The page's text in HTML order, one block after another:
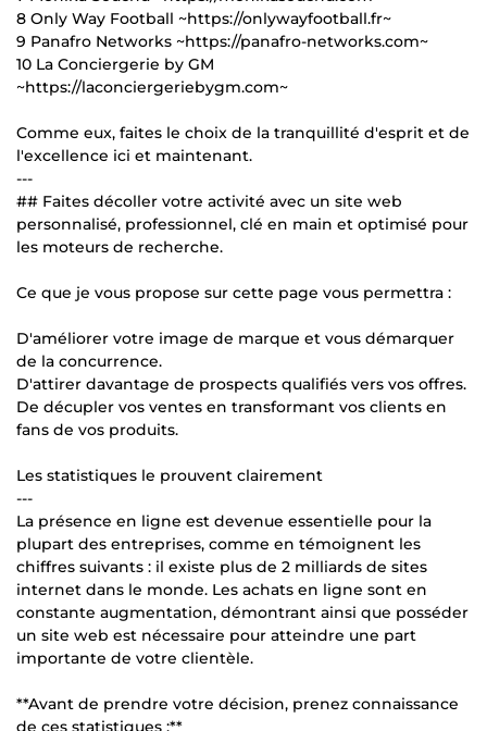
8 Only Way Football ~https://onlywayfootball.fr~
9 Panafro Networks ~https://panafro-networks.com~
10 La Conciergerie by GM
~https://laconciergeriebygm.com~
Comme eux, faites le choix de la tranquillité d'esprit et de
l'excellence ici et maintenant.
---
## Faites décoller votre activité avec un site web
personnalisé, professionnel, clé en main et optimisé pour
les moteurs de recherche.
Ce que je vous propose sur cette page vous permettra :
D'améliorer votre image de marque et vous démarquer
de la concurrence.
D'attirer davantage de prospects qualifiés vers vos offres.
De décupler vos ventes en transformant vos clients en
fans de vos produits.
Les statistiques le prouvent clairement
---
La présence en ligne est devenue essentielle pour la
plupart des entreprises, comme en témoignent les
chiffres suivants : il existe plus de 2 milliards de sites
internet dans le monde. Les achats en ligne sont en
constante augmentation, démontrant ainsi que posséder
un site web est nécessaire pour atteindre une part
importante de votre clientèle.
**Avant de prendre votre décision, prenez connaissance
de ces statistiques :**